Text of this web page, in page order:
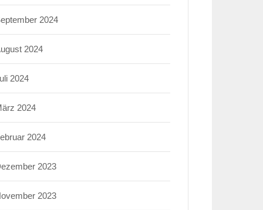
2024
2024
2024
2024
2024
2023
2023